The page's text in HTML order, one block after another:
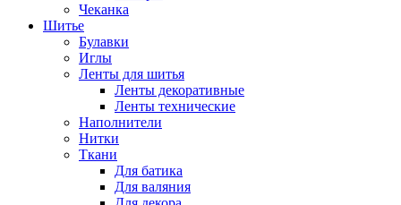
Чеканка
Шитье
Булавки
Иглы
Ленты для шитья
Ленты декоративные
Ленты технические
Наполнители
Нитки
Ткани
Для батика
Для валяния